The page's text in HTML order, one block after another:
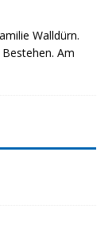
Walldürn.
Am